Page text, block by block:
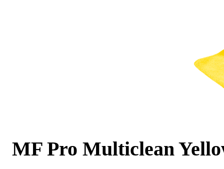
MF Pro Multiclean